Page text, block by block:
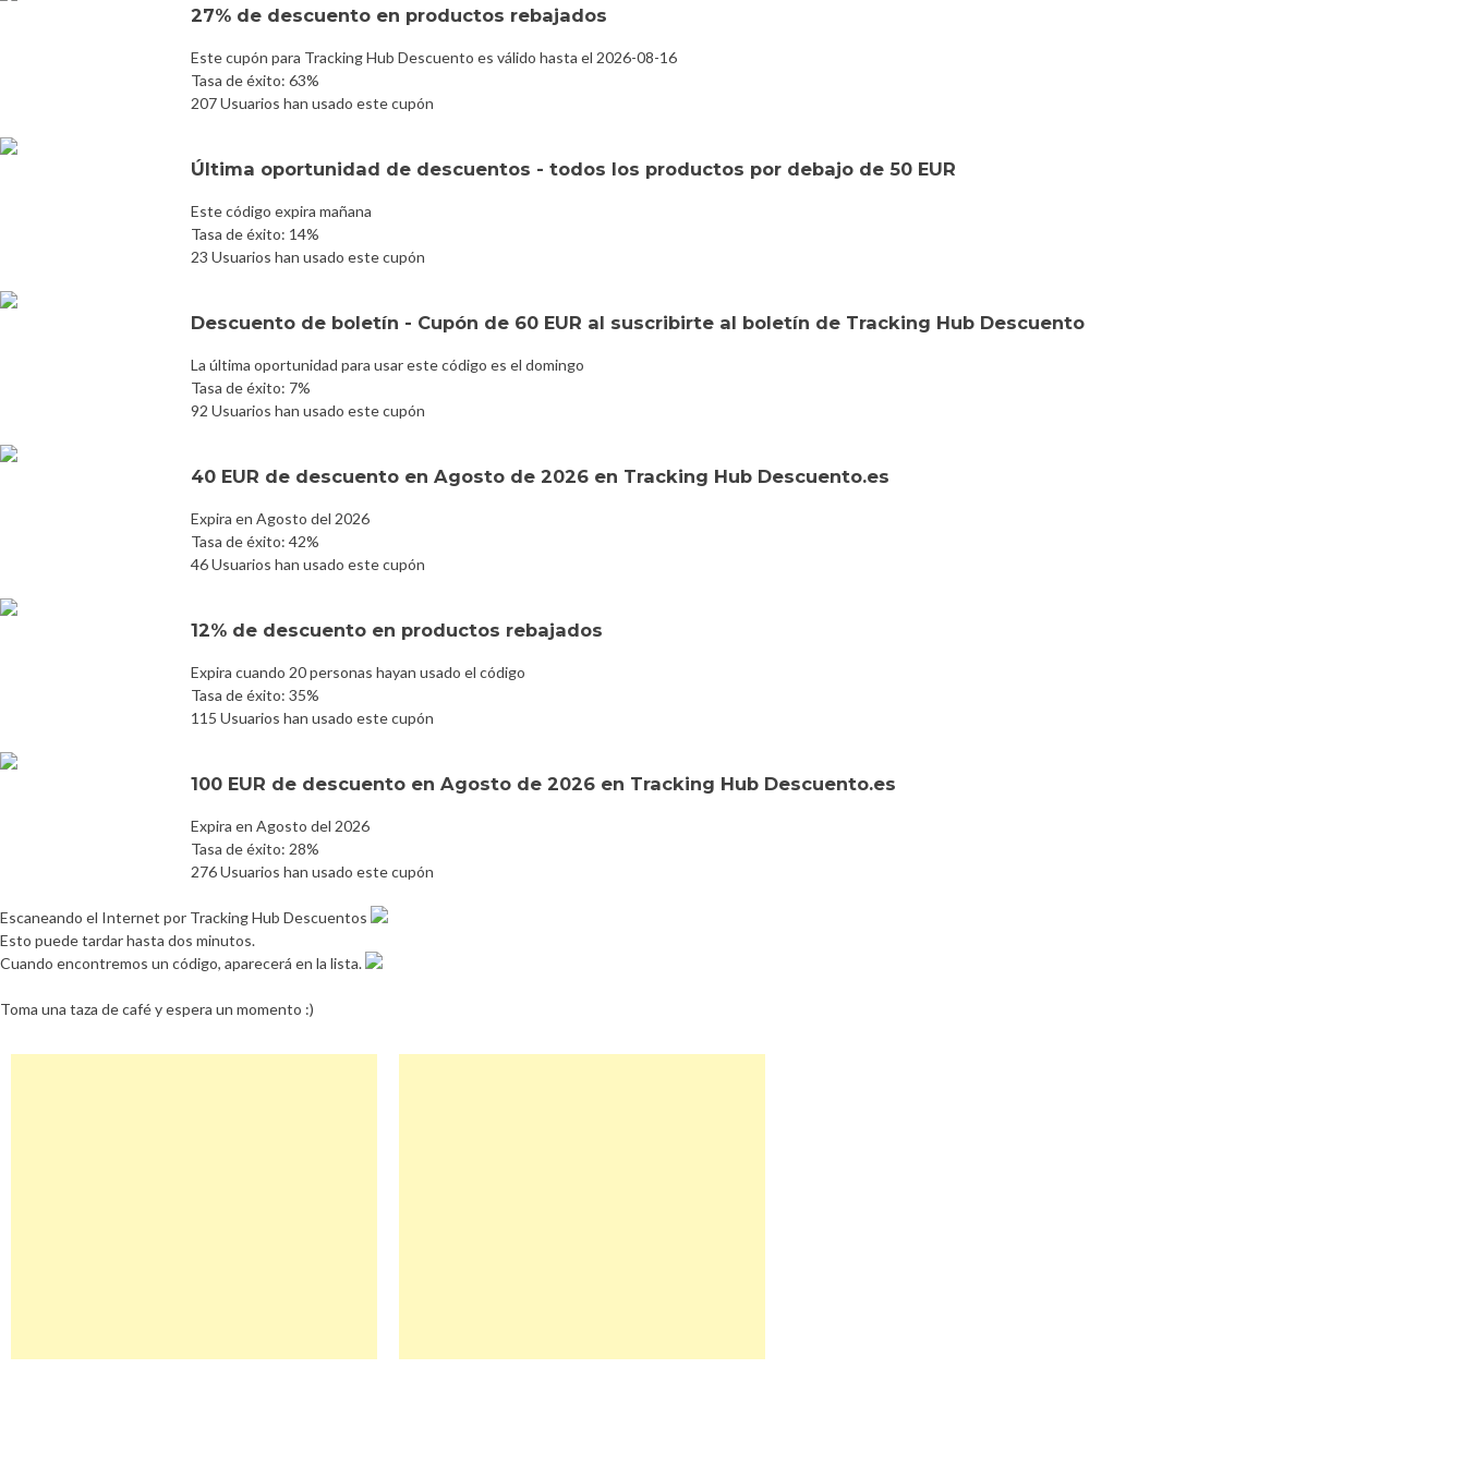
27% de descuento en productos rebajados
Este cupón para Tracking Hub Descuento es válido hasta el 2026-08-16
Tasa de éxito: 63%
207 Usuarios han usado este cupón
Última oportunidad de descuentos - todos los productos por debajo de 50 EUR
Este código expira mañana
Tasa de éxito: 14%
23 Usuarios han usado este cupón
Descuento de boletín - Cupón de 60 EUR al suscribirte al boletín de Tracking Hub Descuento
La última oportunidad para usar este código es el domingo
Tasa de éxito: 7%
92 Usuarios han usado este cupón
40 EUR de descuento en Agosto de 2026 en Tracking Hub Descuento.es
Expira en Agosto del 2026
Tasa de éxito: 42%
46 Usuarios han usado este cupón
12% de descuento en productos rebajados
Expira cuando 20 personas hayan usado el código
Tasa de éxito: 35%
115 Usuarios han usado este cupón
100 EUR de descuento en Agosto de 2026 en Tracking Hub Descuento.es
Expira en Agosto del 2026
Tasa de éxito: 28%
276 Usuarios han usado este cupón
Escaneando el Internet por Tracking Hub Descuentos
Esto puede tardar hasta dos minutos.
Cuando encontremos un código, aparecerá en la lista.
Toma una taza de café y espera un momento :)